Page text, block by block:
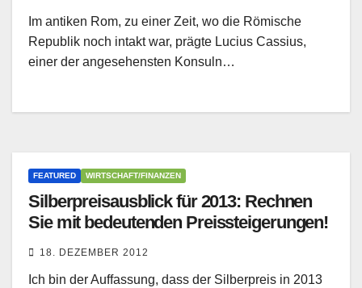
Im antiken Rom, zu einer Zeit, wo die Römische
Republik noch intakt war, prägte Lucius Cassius,
einer der angesehensten Konsuln…
FEATURED WIRTSCHAFT/FINANZEN
Silberpreisausblick für 2013: Rechnen
Sie mit bedeutenden Preissteigerungen!
18. DEZEMBER 2012
Ich bin der Auffassung, dass der Silberpreis in 2013